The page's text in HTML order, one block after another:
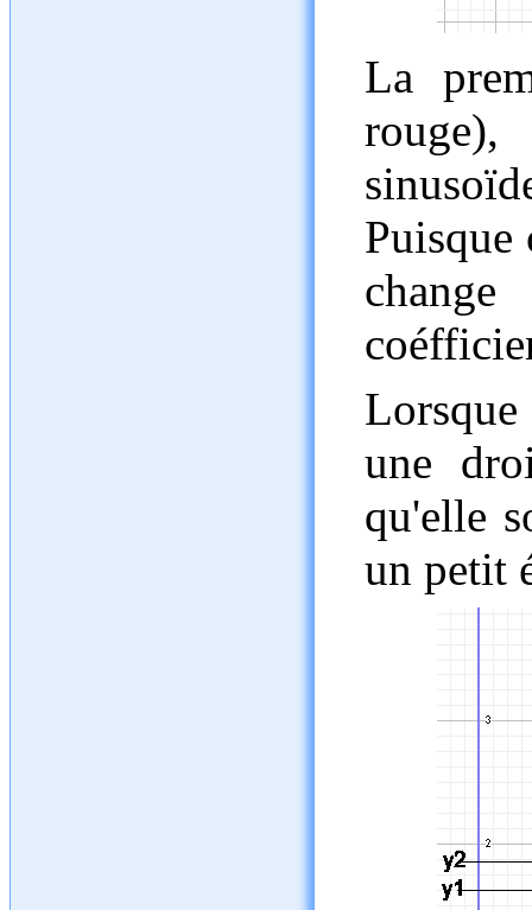
La
Puisque
une
qu'elle
un petit